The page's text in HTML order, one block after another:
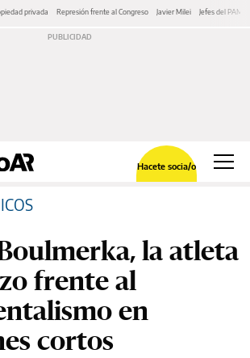
privada Represión frente al Congreso Javier Milei Jefes del PAMI
Hacete socia/o
la atleta
frente al
en
cortos